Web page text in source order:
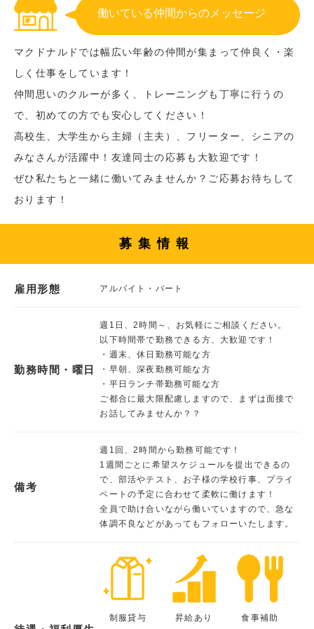
働いている仲間からのメッセージ
マクドナルドでは幅広い年齢の仲間が集まって仲良く・楽
しく仕事をしています！
仲間思いのクルーが多く、トレーニングも丁寧に行うの
で、初めての方でも安心してください！
高校生、大学生から主婦（主夫）、フリーター、シニアの
みなさんが活躍中！友達同士の応募も大歓迎です！
ぜひ私たちと一緒に働いてみませんか？ご応募お待ちして
おります！
募集情報
雇用形態 アルバイト・パート
勤務時間・曜日
週1日、2時間～、お気軽にご相談ください。
以下時間帯で勤務できる方、大歓迎です！
・週末、休日勤務可能な方
・早朝、深夜勤務可能な方
・平日ランチ帯勤務可能な方
ご都合に最大限配慮しますので、まずは面接で
お話してみませんか？？
備考
週1回、2時間から勤務可能です！
1週間ごとに希望スケジュールを提出できるの
で、部活やテスト、お子様の学校行事、プライ
ベートの予定に合わせて柔軟に働けます！
全員で助け合いながら働いていますので、急な
体調不良などがあってもフォローいたします。
制服貸与 昇給あり 食事補助